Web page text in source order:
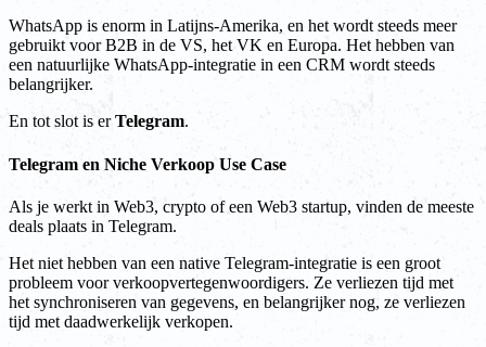
WhatsApp is enorm in Latijns-Amerika, en het wordt steeds meer
gebruikt voor B2B in de VS, het VK en Europa. Het hebben van
een natuurlijke WhatsApp-integratie in een CRM wordt steeds
belangrijker.
En tot slot is erTelegram.
Telegram en Niche Verkoop Use Case
Als je werkt in Web3, crypto of een Web3 startup, vinden de meeste
deals plaats in Telegram.
Het niet hebben van een native Telegram-integratie is een groot
probleem voor verkoopvertegenwoordigers. Ze verliezen tijd met
het synchroniseren van gegevens, en belangrijker nog, ze verliezen
tijd met daadwerkelijk verkopen.